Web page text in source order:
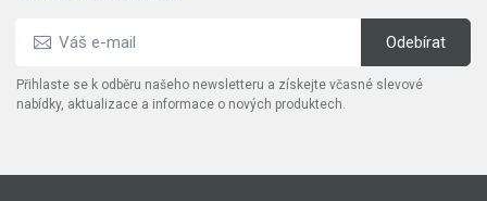
Přihlaste se k odběru našeho newsletteru a získejte včasné slevové
nabídky, aktualizace a informace o nových produktech.